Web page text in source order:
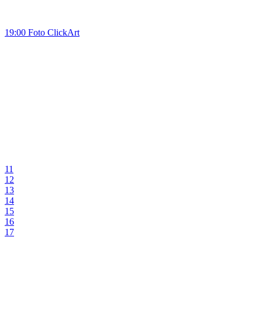
19:00 Foto ClickArt
11
12
13
14
15
16
17